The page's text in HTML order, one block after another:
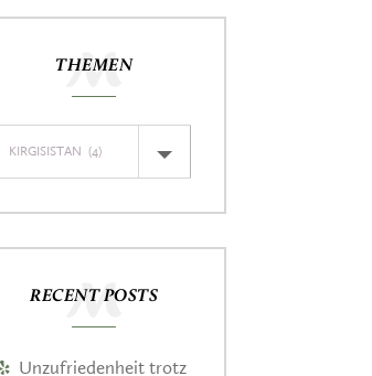
THEMEN
RECENT POSTS
Unzufriedenheit trotz